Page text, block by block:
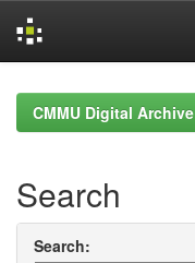
navigationCMMU Digital Archive
Search
Search: